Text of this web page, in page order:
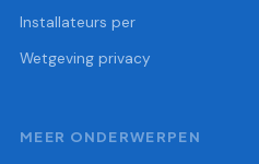
Installateurs per
Wetgeving privacy
MEER ONDERWERPEN